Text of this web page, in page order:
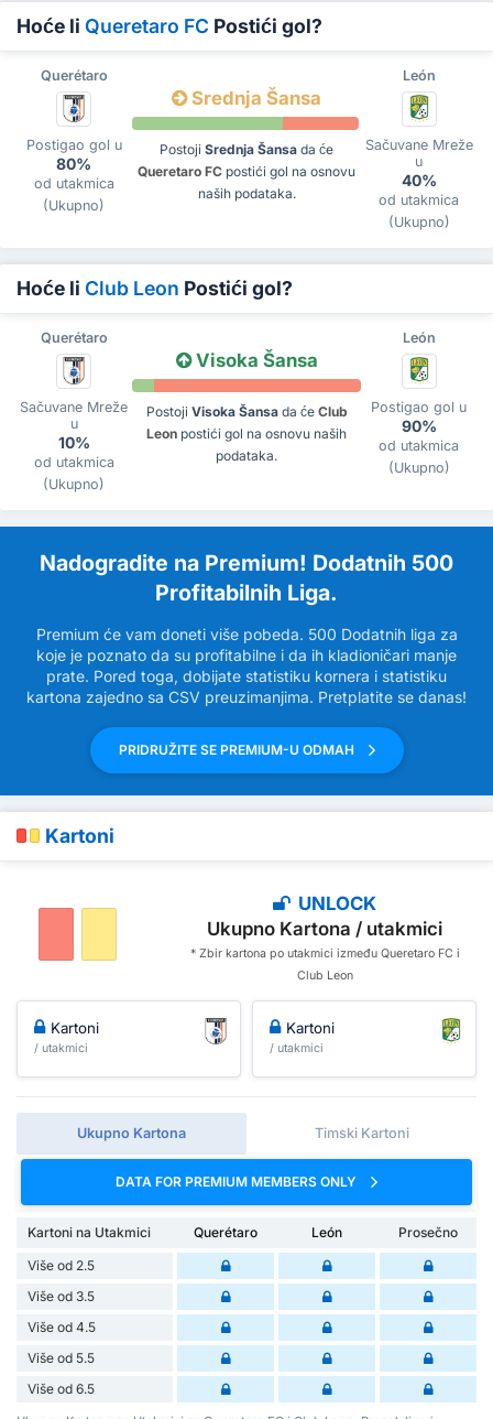
Hoće li Queretaro FC Postići gol?
Querétaro León
Postigao gol u
80%
od utakmica
(Ukupno)
Srednja Šansa
Postoji Srednja Šansa da će
Queretaro FC postići gol na osnovu
naših podataka.
Sačuvane Mreže
u
40%
od utakmica
(Ukupno)
Hoće li Club Leon Postići gol?
Querétaro León
Sačuvane Mreže
u
10%
od utakmica
(Ukupno)
Visoka Šansa
Postoji Visoka Šansada će Club
Leon postići gol na osnovu naših
podataka.
Postigao gol u
90%
od utakmica
(Ukupno)
Nadogradite na Premium! Dodatnih 500
Profitabilnih Liga.
Premium će vam doneti više pobeda. 500 Dodatnih liga za
koje je poznato da su profitabilne i da ih kladioničari manje
prate. Pored toga, dobijate statistiku kornera i statistiku
kartona zajedno sa CSV preuzimanjima. Pretplatite se danas!
PRIDRUŽITE SE PREMIUM-U ODMAH
Kartoni
UNLOCK
Ukupno Kartona / utakmici
* Zbir kartona po utakmici između Queretaro FC i
Club Leon
Kartoni
/ utakmici
Kartoni
/ utakmici
Ukupno Kartona Timski Kartoni
DATA FOR PREMIUM MEMBERS ONLY
Kartoni na Utakmici Querétaro León
Prosečno
Više od 2.5
Više od 3.5
Više od 4.5
Više od 5.5
Više od 6.5